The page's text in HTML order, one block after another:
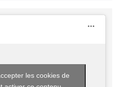
les cookies de